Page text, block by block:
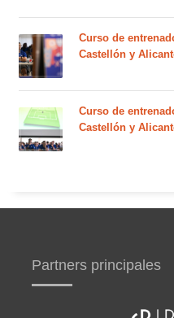
Curso de
Castellón y
Curso de
Castellón y
Partners principales